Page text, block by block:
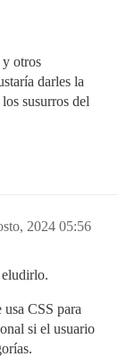
y otros
darles la
susurros del
2024 05:56
eludirlo.
CSS para
si el usuario